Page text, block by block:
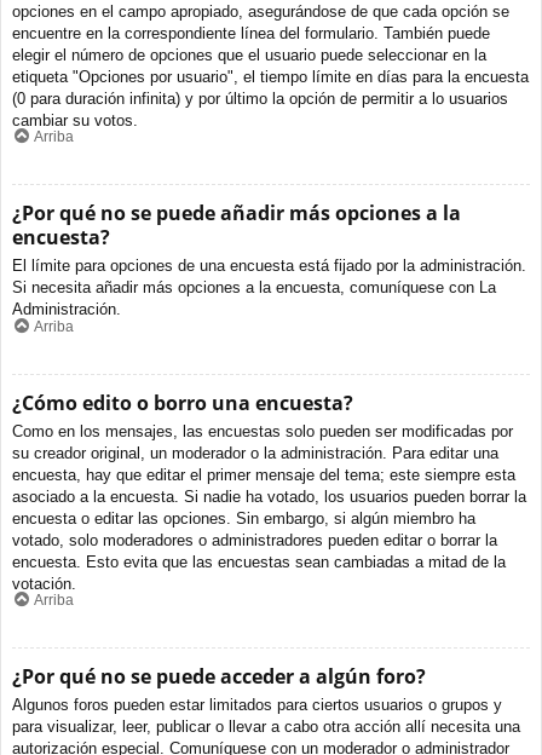
opciones en el campo apropiado, asegurándose de que cada opción se
encuentre en la correspondiente línea del formulario. También puede
elegir el número de opciones que el usuario puede seleccionar en la
etiqueta "Opciones por usuario", el tiempo límite en días para la encuesta
(0 para duración infinita) y por último la opción de permitir a lo usuarios
cambiar su votos.
Arriba
¿Por qué no se puede añadir más opciones a la
encuesta?
El límite para opciones de una encuesta está fijado por la administración.
Si necesita añadir más opciones a la encuesta, comuníquese con La
Administración.
Arriba
¿Cómo edito o borro una encuesta?
Como en los mensajes, las encuestas solo pueden ser modificadas por
su creador original, un moderador o la administración. Para editar una
encuesta, hay que editar el primer mensaje del tema; este siempre esta
asociado a la encuesta. Si nadie ha votado, los usuarios pueden borrar la
encuesta o editar las opciones. Sin embargo, si algún miembro ha
votado, solo moderadores o administradores pueden editar o borrar la
encuesta. Esto evita que las encuestas sean cambiadas a mitad de la
votación.
Arriba
¿Por qué no se puede acceder a algún foro?
Algunos foros pueden estar limitados para ciertos usuarios o grupos y
para visualizar, leer, publicar o llevar a cabo otra acción allí necesita una
autorización especial. Comuníquese con un moderador o administrador